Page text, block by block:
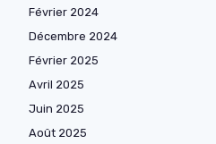
Février 2024
Décembre 2024
Février 2025
Avril 2025
Juin 2025
Août 2025